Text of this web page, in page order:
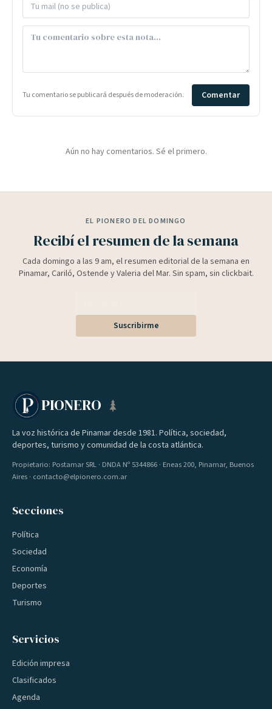
Tu comentario se publicará después de moderación. Comentar
Aún no hay comentarios. Sé el primero.
EL PIONERO DEL DOMINGO
Recibí el resumen de la semana
Cada domingo a las 9 am, el resumen editorial de la semana en
Pinamar, Cariló, Ostende y Valeria del Mar. Sin spam, sin clickbait.
Suscribirme
PIONERO
La voz histórica de Pinamar desde 1981. Política, sociedad,
deportes, turismo y comunidad de la costa atlántica.
Propietario: Postamar SRL · DNDA Nº 5344866 · Eneas 200, Pinamar, Buenos
Aires · contacto@elpionero.com.ar
Secciones
Política
Sociedad
Economía
Deportes
Turismo
Servicios
Edición impresa
Clasificados
Agenda